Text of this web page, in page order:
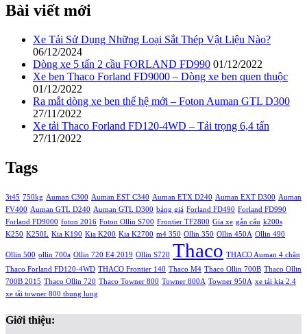
Bài viết mới
Xe Tải Sử Dụng Những Loại Sắt Thép Vật Liệu Nào?
06/12/2024
Dòng xe 5 tấn 2 cầu FORLAND FD990 01/12/2022
Xe ben Thaco Forland FD9000 – Dòng xe ben quen thuộc
01/12/2022
Ra mắt dòng xe ben thế hệ mới – Foton Auman GTL D300
27/11/2022
Xe tải Thaco Forland FD120-4WD – Tải trọng 6,4 tấn
27/11/2022
Tags
3t45 750kg Auman C300 Auman EST C340 Auman ETX D240 Auman EXT D300 Auman
FV400 Auman GTL D240 Auman GTL D300 bảng giá Forland FD490 Forland FD990
Forland FD9000 foton 2016 Foton Ollin S700 Frontier TF2800 Gía xe gắn cẩu k200s
K250 K250L Kia K190 Kia K200 Kia K2700 m4 350 Ollin 350 Ollin 450A Ollin 490
Ollin 500 ollin 700a Ollin 720 E4 2019 Ollin S720 Thaco THACO Auman 4 chân
Thaco Forland FD120-4WD THACO Frontier 140 Thaco M4 Thaco Ollin 700B Thaco Ollin
700B 2015 Thaco Ollin 720 Thaco Towner 800 Towner 800A Towner 950A xe tải kia 2.4
xe tải towner 800 thung lung
Giới thiệu: